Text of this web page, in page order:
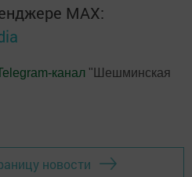
MАХ:
канал "Шешминская
новости